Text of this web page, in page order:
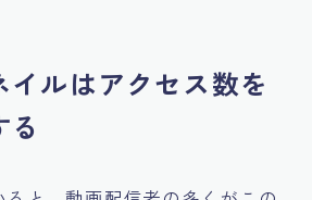
ルはアクセス数を